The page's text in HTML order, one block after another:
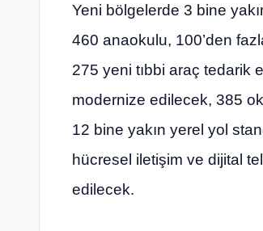
Yeni bölgelerde 3 bine
460 anaokulu, 100’den
275 yeni tıbbi araç tedarik
modernize edilecek, 385
12 bine yakın yerel yol
hücresel iletişim ve dijital
edilecek.